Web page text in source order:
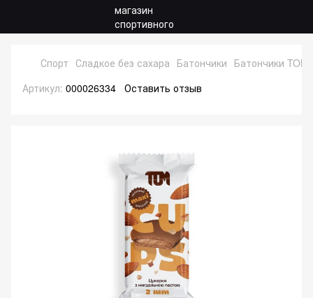
Спорт Сладкое без сахара Батончики Батончики
Артикул: 000026334 Оставить отзыв